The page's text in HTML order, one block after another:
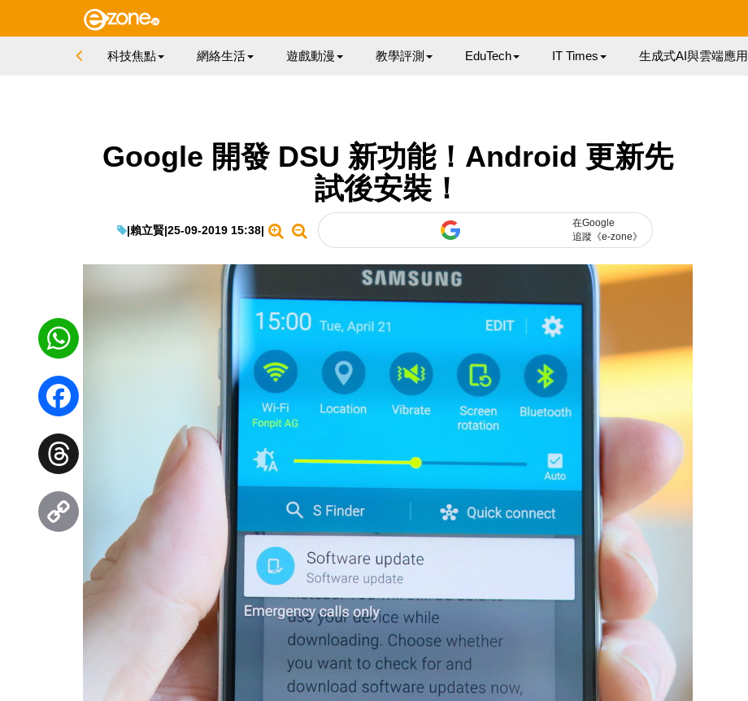
科技焦點 網絡生活 遊戲動漫 教學評測 EduTech IT Times 生成式AI與雲端應用
Google 開發 DSU 新功能！Android 更新先
試後安裝！
|賴立賢|25-09-2019 15:38|
在Google
追蹤《e-zone》
WhatsApp
Facebook
Threads
Link